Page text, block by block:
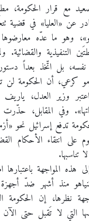
مع قرار الحكومة،
عن «العليا» في قضية
وهو ما عدّه
التنفيذية
نفسه، بل اتّخذ بعداً
كرعي، أن الحكومة لن
وزير العدل، ياريف
وفي المقابل،
تدفع إسرائيل نحو
على انتقاء الأحكام
تناسبها.
هذه المواجهة باعتبارها
منذ أشهر ضدّ أجهزة
نظرها، إن
التي لا تَقبل حتى